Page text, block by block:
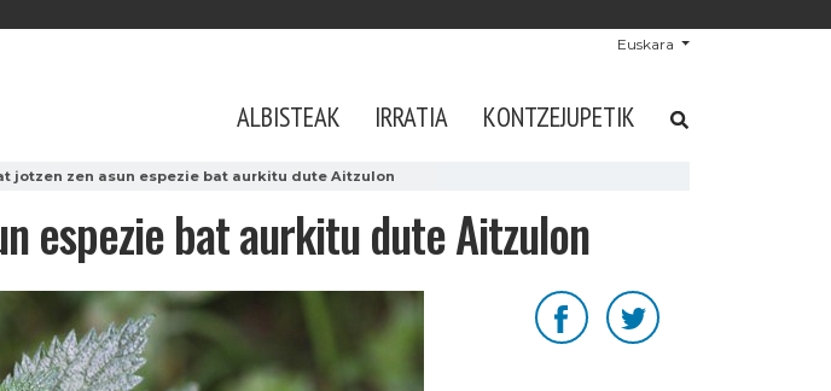
Euskara
ALBISTEAK IRRATIA KONTZEJUPETIK
jotzen zen asun espezie bat aurkitu dute Aitzulon
espezie bat aurkitu dute Aitzulon